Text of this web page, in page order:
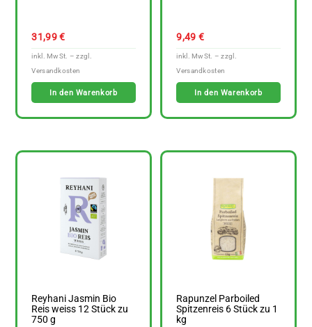
31,99€
In den Warenkorb
9,49 €
In den Warenkorb
Reyhani Jasmin Bio
Reis weiss 12 Stück zu
750 g
Rapunzel Parboiled
Spitzenreis 6 Stück zu 1
kg